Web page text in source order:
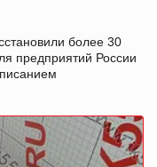
более 30
предприятий России